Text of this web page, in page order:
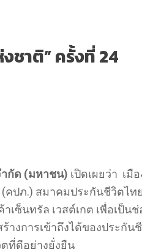
ชาติ” ครั้งที่ 24
ำกัด (มหาชน) เปิดเผยว่า เมื
ปภ.) สมาคมประกันชีวิต
เซ็นทรัล เวสต์เกต เพื่อ
การเข้าถึงได้ของประกัน
ที่ดีอย่างยั่งยืน